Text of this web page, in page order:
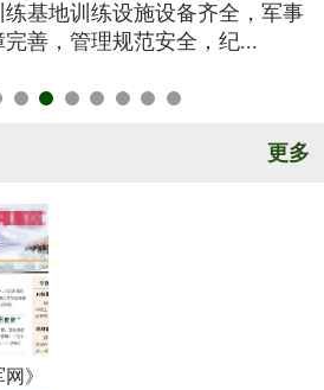
安全高于一切！从孩子训练期
方位有效管控，由生活...
更多
》